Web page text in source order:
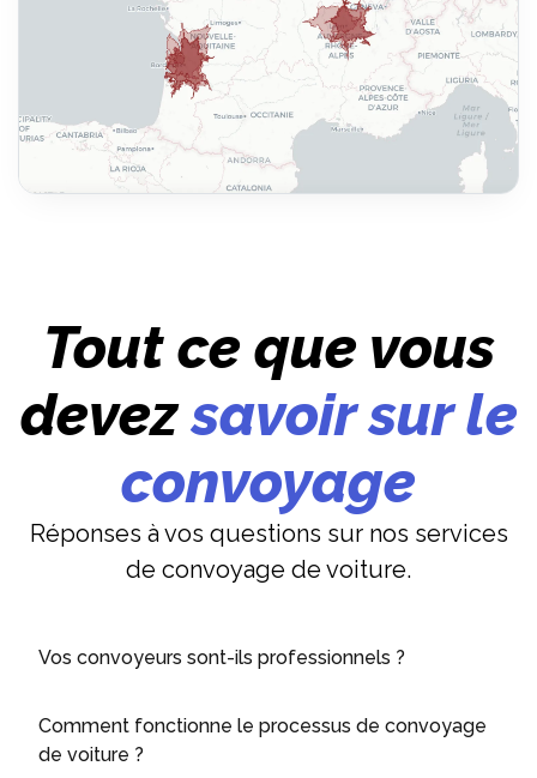
Tout ce que vous
devezsavoir sur le
convoyage
Réponses à vos questions sur nos services
de convoyage de voiture.
Vos convoyeurs sont-ils professionnels ?
Comment fonctionne le processus de convoyage
de voiture ?